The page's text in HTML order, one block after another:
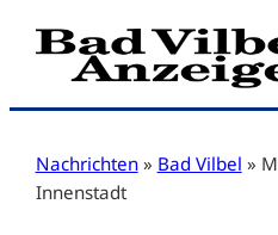
Zum
Inhalt
Nachrichten » Bad Vilbel »
Innenstadt